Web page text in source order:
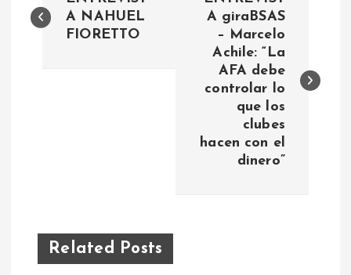
a
A NAHUEL
FIORETTO
A giraBSAS
– Marcelo
Achile: “La
AFA debe
controlar lo
que los
clubes
hacen con el
dinero”
Related Posts